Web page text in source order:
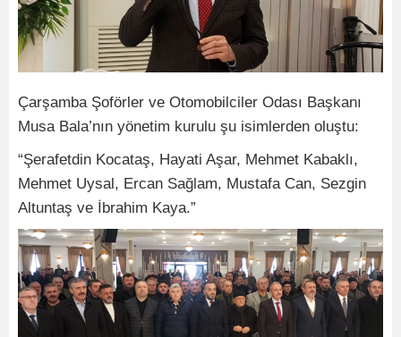
Çarşamba Şoförler ve Otomobilciler Odası Başkanı
Musa Bala’nın yönetim kurulu şu isimlerden oluştu:
“Şerafetdin Kocataş, Hayati Aşar, Mehmet Kabaklı,
Mehmet Uysal, Ercan Sağlam, Mustafa Can, Sezgin
Altuntaş ve İbrahim Kaya.”